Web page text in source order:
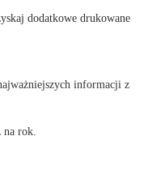
dodatkowe drukowane
informacji z
na rok.